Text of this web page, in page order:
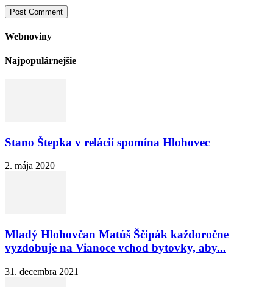
Webnoviny
Najpopulárnejšie
Stano Štepka v relácií spomína Hlohovec
2. mája 2020
Mladý Hlohovčan Matúš Ščipák každoročne
vyzdobuje na Vianoce vchod bytovky, aby...
31. decembra 2021